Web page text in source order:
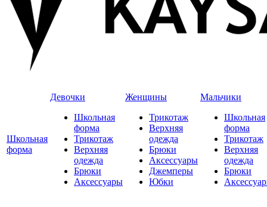
Школьная
форма
Девочки
Школьная
форма
Трикотаж
Верхняя
одежда
Брюки
Аксессуары
Женщины
Трикотаж
Верхняя
одежда
Брюки
Аксессуары
Джемперы
Юбки
Мальчики
Школьная
форма
Трикотаж
Верхняя
одежда
Брюки